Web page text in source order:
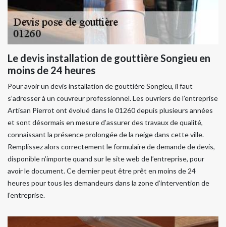
Le devis installation de gouttière Songieu en
moins de 24 heures
Pour avoir un devis installation de gouttière Songieu, il faut
s’adresser à un couvreur professionnel. Les ouvriers de l’entreprise
Artisan Pierrot ont évolué dans le 01260 depuis plusieurs années
et sont désormais en mesure d’assurer des travaux de qualité,
connaissant la présence prolongée de la neige dans cette ville.
Remplissez alors correctement le formulaire de demande de devis,
disponible n’importe quand sur le site web de l’entreprise, pour
avoir le document. Ce dernier peut être prêt en moins de 24
heures pour tous les demandeurs dans la zone d’intervention de
l’entreprise.